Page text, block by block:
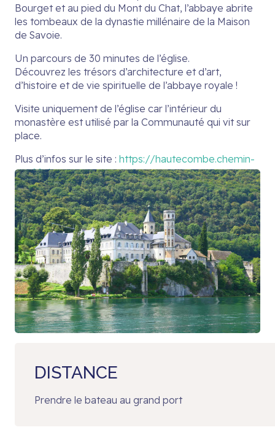
Bourget et au pied du Mont du Chat, l’abbaye abrite
les tombeaux de la dynastie millénaire de la Maison
de Savoie.
Un parcours de 30 minutes de l’église.
Découvrez les trésors d’architecture et d’art,
d’histoire et de vie spirituelle de l’abbaye royale !
Visite uniquement de l’église car l’intérieur du
monastère est utilisé par la Communauté qui vit sur
place.
Plus d’infos sur le site : https://hautecombe.chemin-
neuf.fr/
DISTANCE
Prendre le bateau au grand port